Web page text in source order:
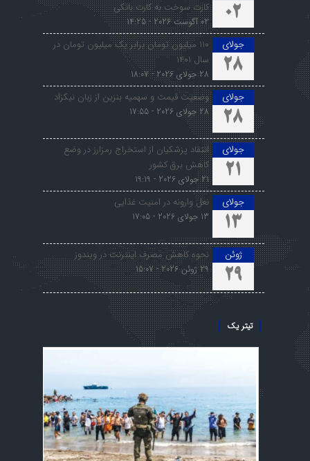
02
کارت سوخت به کارت بانکی
02 آگوست 2026 - 14:25
جولای
28
۱۱۰ میلیون تومان برابر یک میلیون تومان در
سال ۱۴۰۱
28 جولای 2026 - 18:07
جولای
28
وضعیت قیمت و سهمیه بنزین از زبان نیکزاد
28 جولای 2026 - 17:55
جولای
21
انتقاد پزشکیان از استخراج رمزارز در وضع
کاهش برق کشور
21 جولای 2026 - 19:19
جولای
13
نعل وارونه در امنیت غذایی
13 جولای 2026 - 17:05
ژوئن
29
نحوه کاهش مصرف اینترنت در ویندوز
29 ژوئن 2026 - 15:07
تیتر یک